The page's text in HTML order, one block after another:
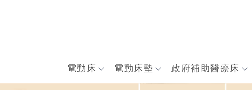
電動床 電動床墊 政府補助醫療床